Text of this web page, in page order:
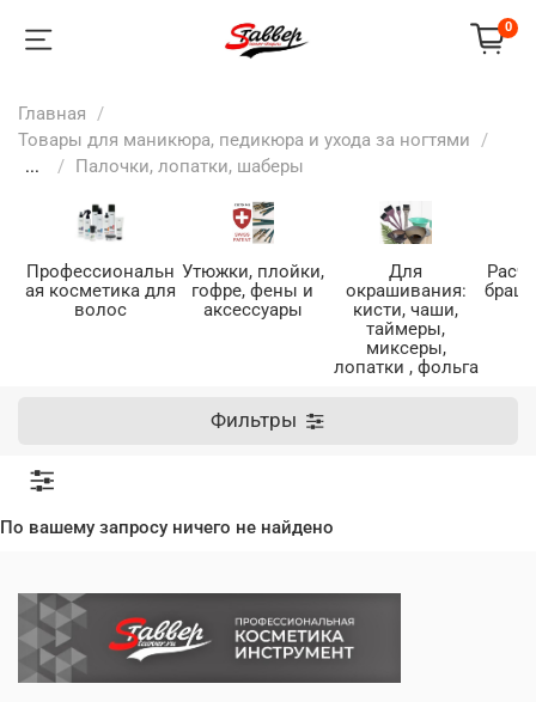
0
Главная
Товары для маникюра, педикюра и ухода за ногтями
...
Палочки, лопатки, шаберы
Профессиональн
ая косметика для
волос
Утюжки, плойки,
гофре, фены и
аксессуары
Для
окрашивания:
кисти, чаши,
таймеры,
миксеры,
лопатки , фольга
Фильтры
По вашему запросу ничего не найдено